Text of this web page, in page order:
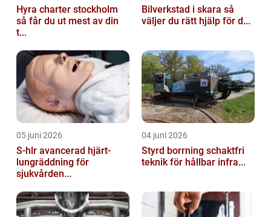
Hyra charter stockholm
så får du ut mest av din
t...
Bilverkstad i skara så
väljer du rätt hjälp för d...
05 juni 2026
S-hlr avancerad hjärt-
lungräddning för
sjukvården...
04 juni 2026
Styrd borrning schaktfri
teknik för hållbar infra...